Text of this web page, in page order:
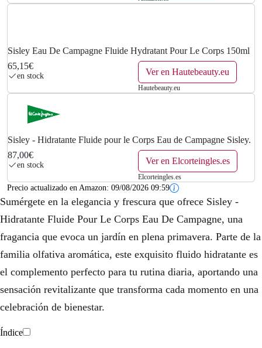
Sisley Eau De Campagne Fluide Hydratant Pour Le Corps 150ml
65,15€
en stock Ver en Hautebeauty.eu
Hautebeauty.eu
Sisley - Hidratante Fluide pour le Corps Eau de Campagne Sisley.
87,00€
en stock Ver en Elcorteingles.es
Elcorteingles.es
Precio actualizado en Amazon: 09/08/2026 09:59
Sumérgete en la elegancia y frescura que ofrece Sisley -
Hidratante Fluide Pour Le Corps Eau De Campagne, una
fragancia que evoca un jardín en plena primavera. Parte de la
familia olfativa aromática, este exquisito fluido hidratante es
el complemento perfecto para tu rutina diaria, aportando una
sensación revitalizante que transforma cada momento en una
celebración de bienestar.
Índice